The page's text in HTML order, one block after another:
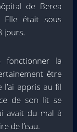
de Berea
Elle était sous
jours.
fonctionner la
être
l’ai appris au fil
de son lit se
avait du mal à
de l’eau.